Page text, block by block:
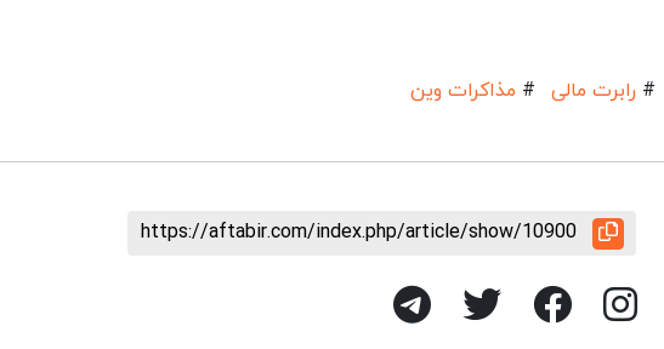
# رابرت مالی # مذاکرات وین
https://aftabir.com/index.php/article/show/10900